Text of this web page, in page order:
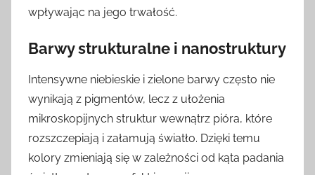
wpływając na jego trwałość.
Barwy strukturalne i nanostruktury
Intensywne niebieskie i zielone barwy często nie
wynikają z pigmentów, lecz z ułożenia
mikroskopijnych struktur wewnątrz pióra, które
rozszczepiają i załamują światło. Dzięki temu
kolory zmieniają się w zależności od kąta padania